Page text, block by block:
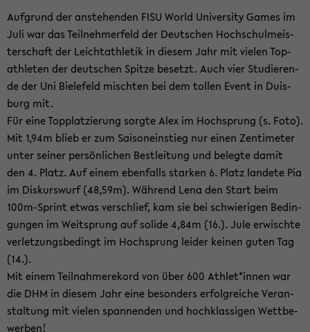
Auf­grund der an­ste­hen­den FISU World Uni­ver­si­ty Games im
Juli war das Teil­neh­mer­feld der Deut­schen Hoch­schul­meis­
ter­schaft der Leicht­ath­le­tik in die­sem Jahr mit vie­len Top­
ath­le­ten der deut­schen Spit­ze be­setzt. Auch vier Stu­die­ren­
de der Uni Bie­le­feld misch­ten bei dem tol­len Event in Duis­
burg mit.
Für eine Topp­lat­zie­rung sorg­te Alex im Hoch­sprung (s. Foto).
Mit 1,94m blieb er zum Sai­son­ein­stieg nur einen Zen­ti­me­ter
unter sei­ner per­sön­li­chen Best­lei­tung und be­leg­te damit
den 4. Platz. Auf einem eben­falls star­ken 6. Platz lan­de­te Pia
im Dis­kurs­wurf (48,59m). Wäh­rend Lena den Start beim
100m-​Sprint etwas ver­schlief, kam sie bei schwie­ri­gen Be­din­
gun­gen im Weit­sprung auf so­li­de 4,84m (16.). Jule er­wisch­te
ver­let­zungs­be­dingt im Hoch­sprung lei­der kei­nen guten Tag
(14.).
Mit einem Teil­nah­mere­kord von über 600 Ath­let*innen war
die DHM in die­sem Jahr eine be­son­ders er­folg­rei­che Ver­an­
stal­tung mit vie­len span­nen­den und hoch­klas­si­gen Wett­be­
wer­ben!